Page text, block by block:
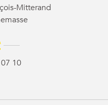
Mitterand
10